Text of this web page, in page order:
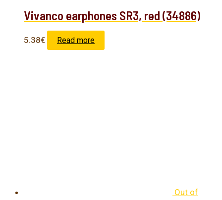
Vivanco earphones SR3, red (34886)
5.38€ Read more
Out of